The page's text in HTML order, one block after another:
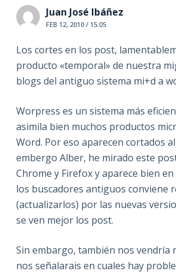
Juan José Ibáñez
FEB 12, 2010 / 15:05
Los cortes en los post,
producto «temporal» de nuestra
blogs del antiguo sistema mi+d a
Worpress es un sistema más
asimila bien muchos productos
Word. Por eso aparecen cortados
embergo Alber, he mirado este
Chrome y Firefox y aparece bien en
los buscadores antiguos conviene
(actualizarlos) por las nuevas
se ven mejor los post.
Sin embargo, también nos vendría
nos señalarais en cuales hay